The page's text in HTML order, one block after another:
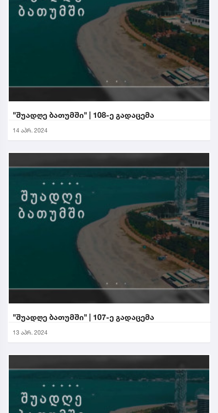
"შუადღე ბათუმში" | 108-ე გადაცემა
14 აპრ. 2024
"შუადღე ბათუმში" | 107-ე გადაცემა
13 აპრ. 2024